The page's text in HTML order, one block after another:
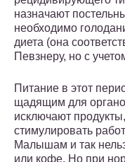
назначают
необходимо
диета (она
Певзнеру, но с
Питание в этот
щадящим для
исключают
стимулировать
Малышам и так
или кофе. Но при